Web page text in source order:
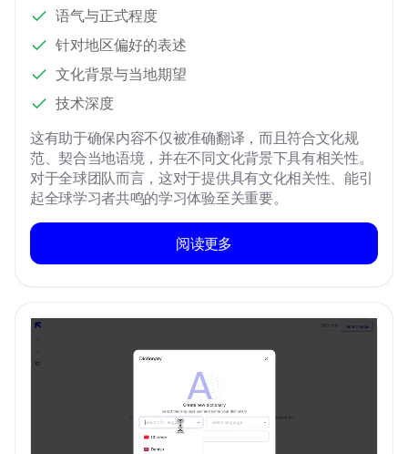
语气与正式程度
针对地区偏好的表述
文化背景与当地期望
技术深度
这有助于确保内容不仅被准确翻译，而且符合文化规
范、契合当地语境，并在不同文化背景下具有相关性。
对于全球团队而言，这对于提供具有文化相关性、能引
起全球学习者共鸣的学习体验至关重要。
阅读更多